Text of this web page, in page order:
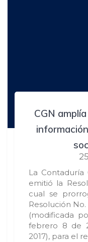
CGN
La Contaduría
emitió la
cual se
Resolución
(modificada
febrero 8 de
2017), para el